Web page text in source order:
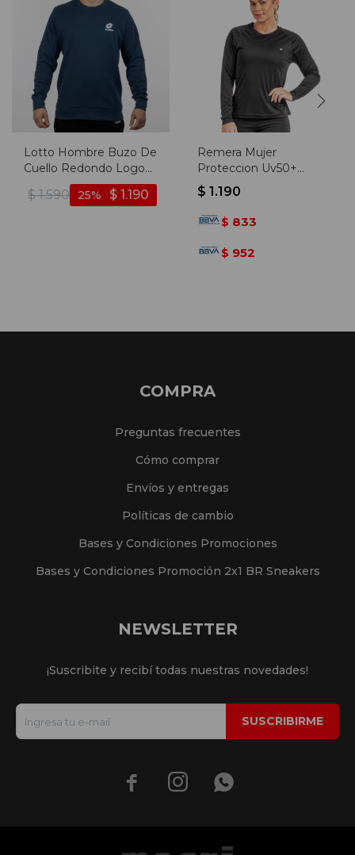
Lotto Hombre Buzo De
Cuello Redondo Logo
Chico - Marino - Marino
$ 1.590 $ 1.190
25
Remera Mujer
Proteccion Uv50+
Poker - Negro
$ 1.190
$ 833
$ 952
COMPRA
Preguntas frecuentes
Cómo comprar
Envíos y entregas
Políticas de cambio
Bases y Condiciones Promociones
Bases y Condiciones Promoción 2x1 BR Sneakers
NEWSLETTER
¡Suscribite y recibí todas nuestras novedades!
SUSCRIBIRME
  